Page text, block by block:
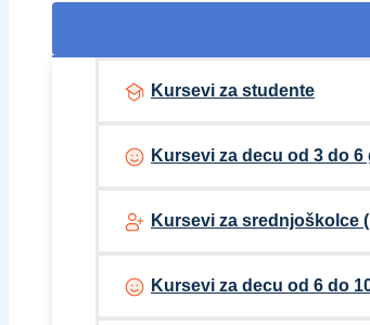
Kursevi za studente
Kursevi za decu od 3 do 6
Kursevi za srednjoškolce
Kursevi za decu od 6 do